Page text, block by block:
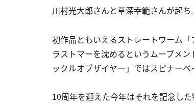
川村光大郎さんと草深幸範さんが起
初作品ともいえるストレートワーム
ラストマーを沈めるというムーブメ
ックルオブザイヤー」ではスピナー
10周年を迎えた今年はそれを記念し